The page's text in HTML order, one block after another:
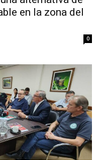
en la zona del
0